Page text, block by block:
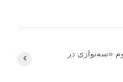
«سه‌نوازی در